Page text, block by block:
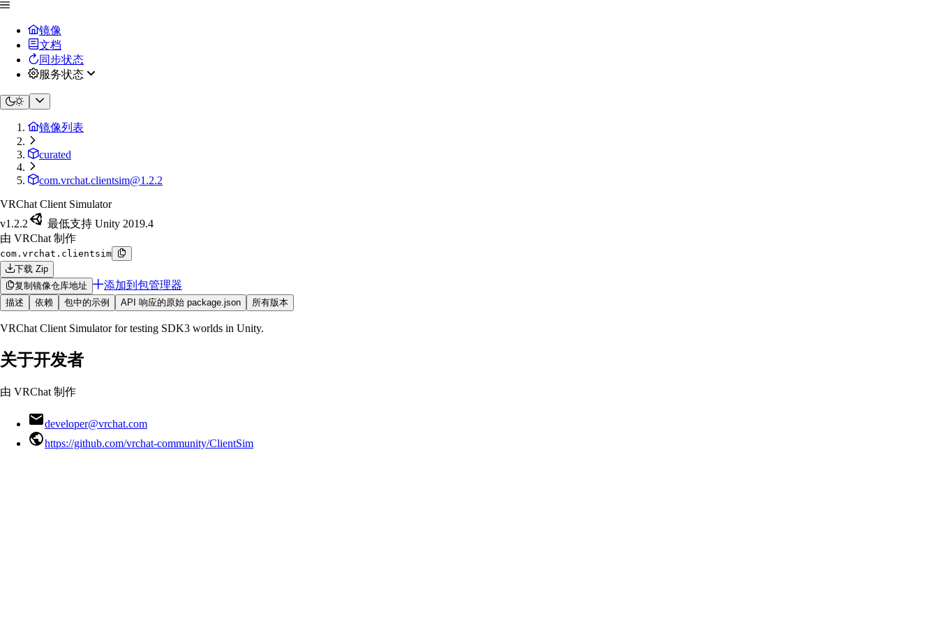
镜像
文档
同步状态
服务状态
镜像列表
curated
com.vrchat.clientsim@1.2.2
VRChat Client Simulator
v1.2.2
最低支持 Unity 2019.4
由 VRChat 制作
com.vrchat.clientsim
下载 Zip
复制镜像仓库地址
添加到包管理器
描述 依赖 包中的示例 API 响应的原始 package.json 所有版本
VRChat Client Simulator for testing SDK3 worlds in Unity.
关于开发者
由 VRChat 制作
developer@vrchat.com
https://github.com/vrchat-community/ClientSim